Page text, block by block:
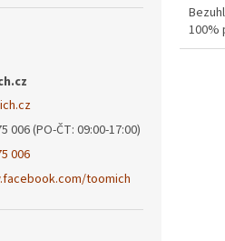
006 (PO-ČT: 09:00-17:00)
006
toomich
100%